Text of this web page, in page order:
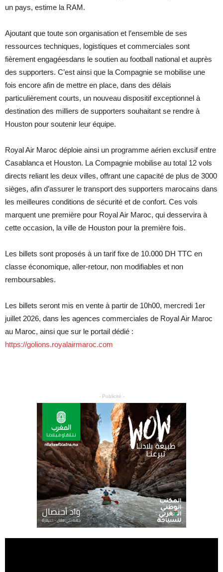
un pays, estime la RAM.
Ajoutant que toute son organisation et l’ensemble de ses
ressources techniques, logistiques et commerciales sont
fièrement engagéesdans le soutien au football national et auprès
des supporters. C’est ainsi que la Compagnie se mobilise une
fois encore afin de mettre en place, dans des délais
particulièrement courts, un nouveau dispositif exceptionnel à
destination des milliers de supporters souhaitant se rendre à
Houston pour soutenir leur équipe.
Royal Air Maroc déploie ainsi un programme aérien exclusif entre
Casablanca et Houston. La Compagnie mobilise au total 12 vols
directs reliant les deux villes, offrant une capacité de plus de 3000
sièges, afin d’assurer le transport des supporters marocains dans
les meilleures conditions de sécurité et de confort. Ces vols
marquent une première pour Royal Air Maroc, qui desservira à
cette occasion, la ville de Houston pour la première fois.
Les billets sont proposés à un tarif fixe de 10.000 DH TTC en
classe économique, aller-retour, non modifiables et non
remboursables.
Les billets seront mis en vente à partir de 10h00, mercredi 1er
juillet 2026, dans les agences commerciales de Royal Air Maroc
au Maroc, ainsi que sur le portail dédié :
https://golions.royalairmaroc.com
- Publicité -